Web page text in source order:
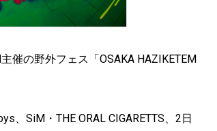
催の野外フェス「OSAKA HAZIKETEM
、SiM・THE ORAL CIGARETTS、2日